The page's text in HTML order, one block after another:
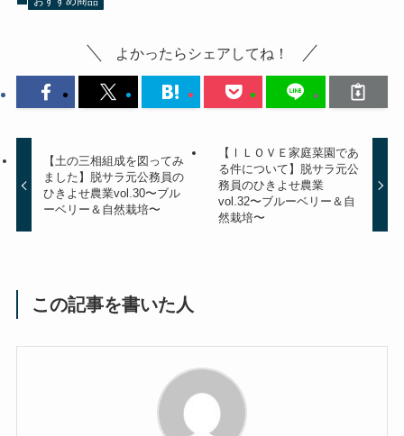
よかったらシェアしてね！
【土の三相組成を図ってみ
ました】脱サラ元公務員の
ひきよせ農業vol.30〜ブル
ーベリー＆自然栽培〜
【ⅠＬＯＶＥ家庭菜園であ
る件について】脱サラ元公
務員のひきよせ農業
vol.32〜ブルーベリー＆自
然栽培〜
この記事を書いた人